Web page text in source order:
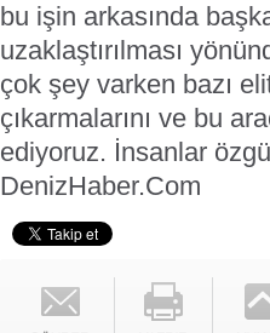
bu işin arkasında
uzaklaştırılması
çok şey varken bazı
çıkarmalarını ve bu
ediyoruz. İnsanlar
DenizHaber.Com